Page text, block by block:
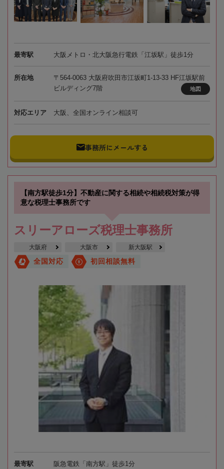
最寄駅 大阪メトロ・北大阪急行電鉄「江坂駅」徒歩1分
所在地
〒564-0063 大阪府吹田市江坂町1-13-33 HF江坂駅前
ビルディング7階
地図
対応エリア 大阪、全国オンライン相談可
事務所にメールする
【南方駅徒歩1分】不動産に関する相続や相続税対策が得
意な税理士事務所です
スリーアローズ税理士事務所
大阪府 大阪市 新大阪駅
全国対応 初回相談無料
最寄駅 阪急電鉄「南方駅」徒歩1分